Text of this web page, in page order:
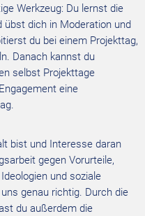
Werkzeug: Du lernst die
übst dich in Moderation und
du bei einem Projekttag,
Danach kannst du
selbst Projekttage
eine
bist und Interesse daran
gegen Vorurteile,
und soziale
uns genau richtig. Durch die
du außerdem die